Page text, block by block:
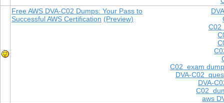
C02
C02 exam
DVA-C02
DVA-
C02
aws
Free AWS DVA-C02 Dumps: Your Pass to
Successful AWS Certification (Preview)